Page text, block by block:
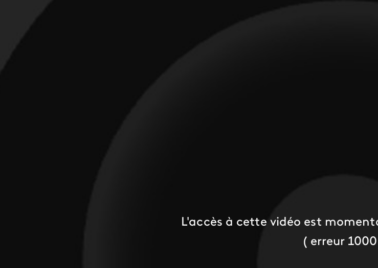
L'accès à cette vidéo est
( erreur